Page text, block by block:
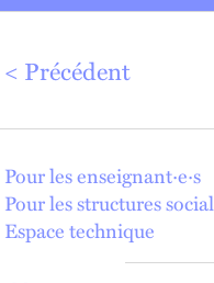
Précédent
Pour les enseignant·e·s
Pour les structures
Espace technique